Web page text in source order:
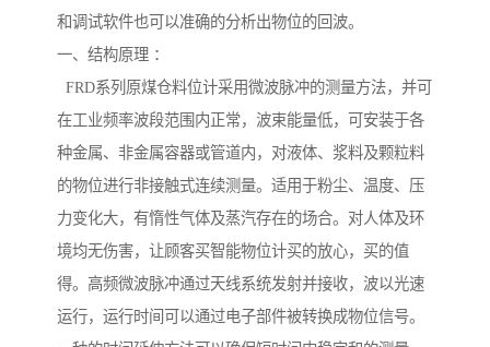
和调试软件也可以准确的分析出物位的回波。
一、结构原理 ：
FRD系列原煤仓料位计采用微波脉冲的测量方法，并可
在工业频率波段范围内正常，波束能量低，可安装于各
种金属、非金属容器或管道内，对液体、浆料及颗粒料
的物位进行非接触式连续测量。适用于粉尘、温度、压
力变化大，有惰性气体及蒸汽存在的场合。对人体及环
境均无伤害，让顾客买智能物位计买的放心，买的值
得。高频微波脉冲通过天线系统发射并接收，波以光速
运行，运行时间可以通过电子部件被转换成物位信号。